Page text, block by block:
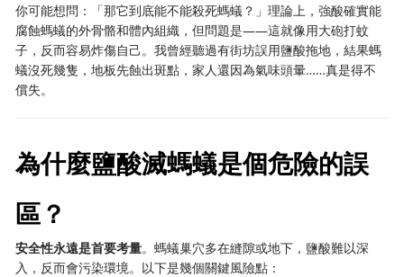
你可能想問：「那它到底能不能殺死螞蟻？」理論上，強酸確實能
腐蝕螞蟻的外骨骼和體內組織，但問題是——這就像用大砲打蚊
子，反而容易炸傷自己。我曾經聽過有街坊誤用鹽酸拖地，結果螞
蟻沒死幾隻，地板先蝕出斑點，家人還因為氣味頭暈……真是得不
償失。
為什麼鹽酸滅螞蟻是個危險的誤
區？
​安全性永遠是首要考量​​。螞蟻巢穴多在縫隙或地下，鹽酸難以深
入，反而會污染環境。以下是幾個關鍵風險點：